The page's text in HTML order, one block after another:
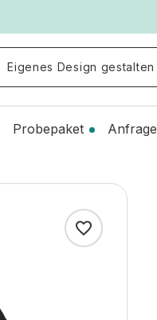
Eigenes Design gestalten
Probepaket Anfrage